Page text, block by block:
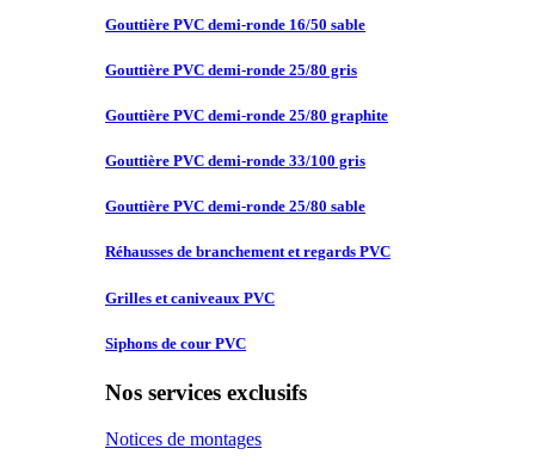
Gouttière PVC demi-ronde 16/50 sable
Gouttière PVC demi-ronde 25/80 gris
Gouttière PVC demi-ronde 25/80 graphite
Gouttière PVC demi-ronde 33/100 gris
Gouttière PVC demi-ronde 25/80 sable
Réhausses de branchement et regards PVC
Grilles et caniveaux PVC
Siphons de cour PVC
Nos services exclusifs
Notices de montages